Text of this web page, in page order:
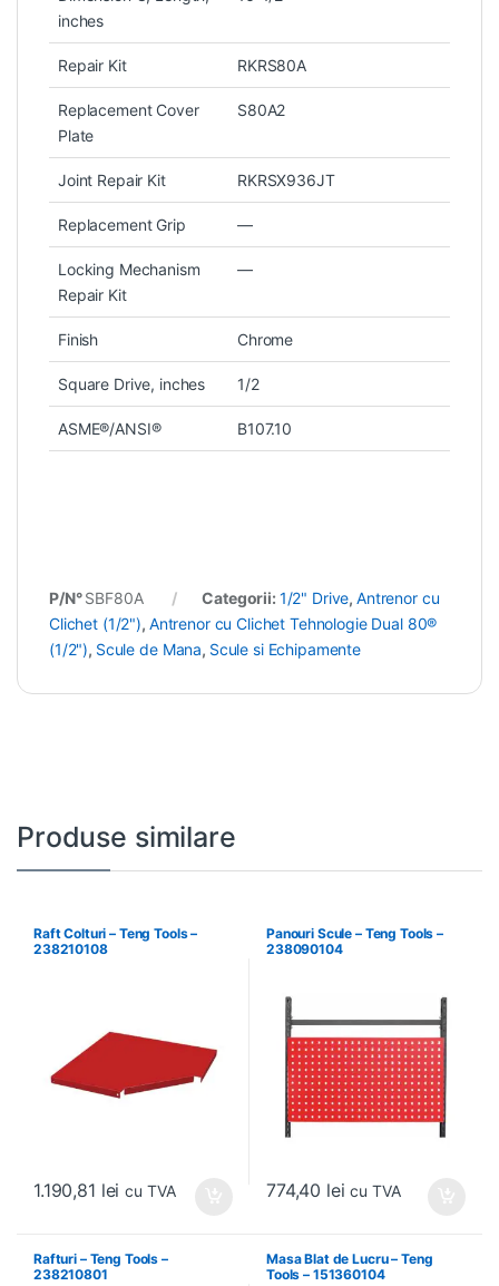
inches
Repair Kit RKRS80A
Replacement Cover
Plate
S80A2
Joint Repair Kit RKRSX936JT
Replacement Grip —
Locking Mechanism
Repair Kit
—
Finish Chrome
Square Drive, inches 1/2
ASME®/ANSI® B107.10
P/N°SBF80A Categorii: 1/2" Drive,Antrenor cu
Clichet (1/2"), Antrenor cu Clichet Tehnologie Dual 80®
(1/2"), Scule de Mana, Scule si Echipamente
Produse similare
Raft Colturi – Teng Tools –
238210108
1.190,81 lei cu TVA
Panouri Scule – Teng Tools –
238090104
774,40 lei cu TVA
Rafturi – Teng Tools –
238210801
Masa Blat de Lucru – Teng
Tools – 151360104